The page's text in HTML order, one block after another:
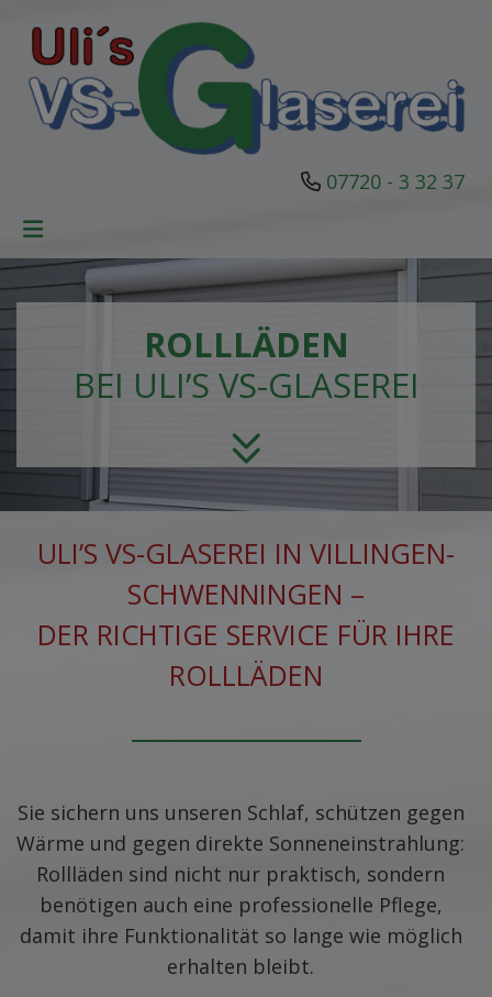
07720 - 3 32 37
ROLLLÄDEN
BEI ULI’S VS-GLASEREI
ULI’S VS-GLASEREI IN VILLINGEN-
SCHWENNINGEN –
DER RICHTIGE SERVICE FÜR IHRE
ROLLLÄDEN
Sie sichern uns unseren Schlaf, schützen gegen
Wärme und gegen direkte Sonneneinstrahlung:
Rollläden sind nicht nur praktisch, sondern
benötigen auch eine professionelle Pflege,
damit ihre Funktionalität so lange wie möglich
erhalten bleibt.